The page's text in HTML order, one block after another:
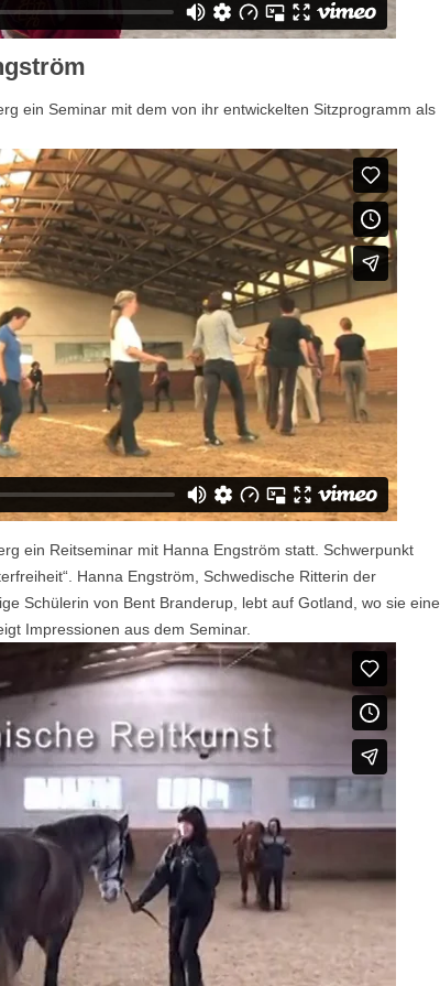
ein Seminar mit dem von ihr entwickelten Sitzprogramm als
ein Reitseminar mit Hanna Engström statt. Schwerpunkt
Hanna Engström, Schwedische Ritterin der
Schülerin von Bent Branderup, lebt auf Gotland, wo sie eine
Impressionen aus dem Seminar.